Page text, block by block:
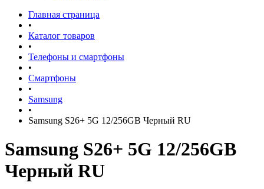
Главная страница
•
Каталог товаров
•
Телефоны и смартфоны
•
Смартфоны
•
Samsung
•
Samsung S26+ 5G 12/256GB Черный RU
Samsung S26+ 5G 12/256GB
Черный RU